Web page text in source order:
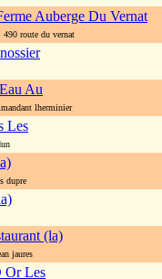
Auberge Du Vernat
490 route du vernat
Au
lherminier
Les
dupre
(la)
jaures
Or Les